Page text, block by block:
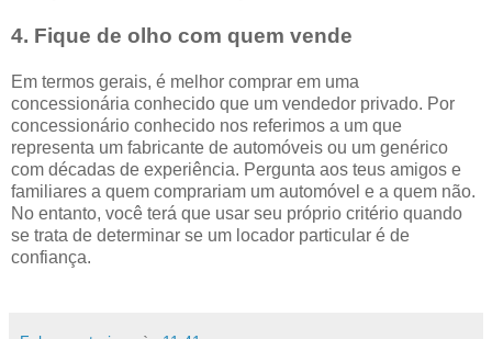
4. Fique de olho com quem vende
Em termos gerais, é melhor comprar em uma
concessionária conhecido que um vendedor privado. Por
concessionário conhecido nos referimos a um que
representa um fabricante de automóveis ou um genérico
com décadas de experiência. Pergunta aos teus amigos e
familiares a quem comprariam um automóvel e a quem não.
No entanto, você terá que usar seu próprio critério quando
se trata de determinar se um locador particular é de
confiança.